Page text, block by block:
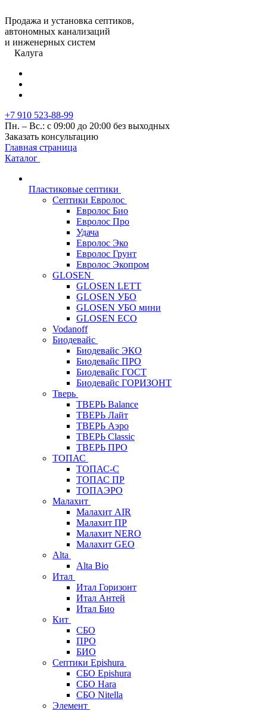
Продажа и установка септиков,
автономных канализаций
и инженерных систем
Калуга
+7 910 523-88-99
Пн. – Вс.: с 09:00 до 20:00 без выходных
Заказать консультацию
Главная страница
Каталог
Пластиковые септики
Септики Евролос
Евролос Био
Евролос Про
Удача
Евролос Эко
Евролос Грунт
Евролос Экопром
GLOSEN
GLOSEN LETT
GLOSEN УБО
GLOSEN УБО мини
GLOSEN ECO
Vodanoff
Биодевайс
Биодевайс ЭКО
Биодевайс ПРО
Биодевайс ГОСТ
Биодевайс ГОРИЗОНТ
Тверь
ТВЕРЬ Balance
ТВЕРЬ Лайт
ТВЕРЬ Аэро
ТВЕРЬ Classic
ТВЕРЬ ПРО
ТОПАС
ТОПАС-С
ТОПАС ПР
ТОПАЭРО
Малахит
Малахит AIR
Малахит ПР
Малахит NERO
Малахит GEO
Alta
Alta Bio
Итал
Итал Горизонт
Итал Антей
Итал Био
Кит
СБО
ПРО
БИО
Септики Epishura
СБО Epishura
СБО Hara
СБО Nitella
Элемент